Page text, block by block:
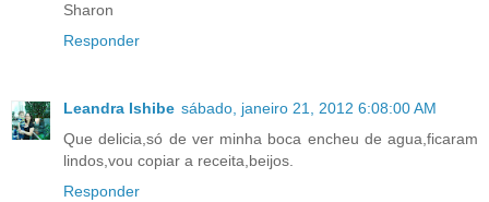
Sharon
Responder
Leandra Ishibe sábado, janeiro 21, 2012 6:08:00 AM
Que delicia,só de ver minha boca encheu de agua,ficaram
lindos,vou copiar a receita,beijos.
Responder